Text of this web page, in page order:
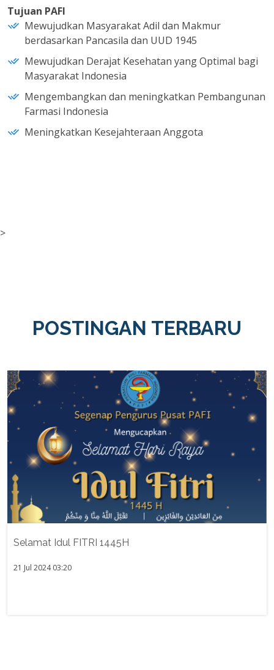
Tujuan PAFI
Mewujudkan Masyarakat Adil dan Makmur
berdasarkan Pancasila dan UUD 1945
Mewujudkan Derajat Kesehatan yang Optimal bagi
Masyarakat Indonesia
Mengembangkan dan meningkatkan Pembangunan
Farmasi Indonesia
Meningkatkan Kesejahteraan Anggota
>
POSTINGAN TERBARU
Selamat Idul FITRI 1445H
21 Jul 2024 03:20